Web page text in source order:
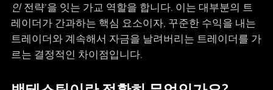
인전략’을 잇는 가교 역할을 합니다. 이는 대부분의 트
레이더가 간과하는 핵심 요소이자, 꾸준한 수익을 내는
트레이더와 계속해서 자금을 날려버리는 트레이더를 가
르는 결정적인 차이점입니다.